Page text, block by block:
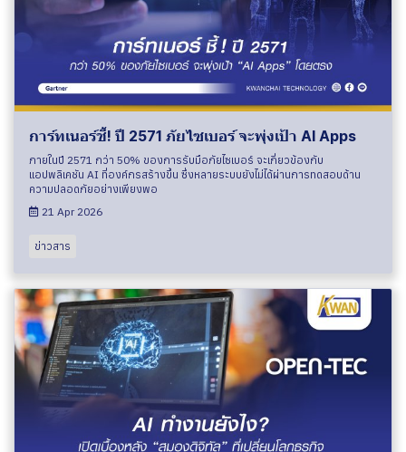
การ์ทเนอร์ชี้! ปี 2571 ภัยไซเบอร์ จะพุ่งเป้า AI Apps
ภายในปี 2571 กว่า 50% ของการรับมือภัยไซเบอร์ จะเกี่ยวข้องกับ
แอปพลิเคชัน AI ที่องค์กรสร้างขึ้น ซึ่งหลายระบบยังไม่ได้ผ่านการทดสอบด้าน
ความปลอดภัยอย่างเพียงพอ
21 Apr 2026
ข่าวสาร